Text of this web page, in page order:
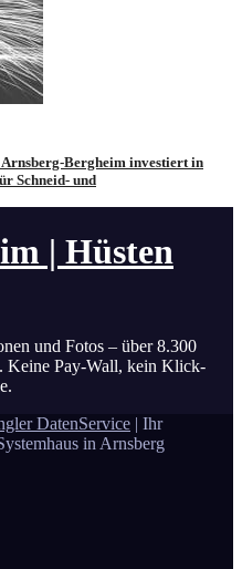
Bergheim investiert in
Schneid- und
| Hüsten
und Fotos – über 8.300
Keine Pay-Wall, kein Klick-
DatenService | Ihr
in Arnsberg